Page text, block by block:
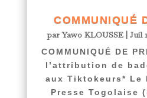
COMMUNIQUÉ
parYawo KLOUSSE |Juil
COMMUNIQUÉ DE
l’attribution de
aux Tiktokeurs* Le
Presse Togolaise